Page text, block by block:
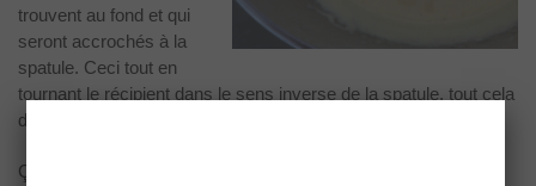
trouvent au fond et qui
seront accrochés à la
spatule. Ceci tout en
tournant le récipient dans le sens inverse de la spatule, tout cela
délicatement bien sûr, car la pâtisserie c’est de la tendresse!
Ça à l’air compliqué comme ça mais en fait c’est très facile,